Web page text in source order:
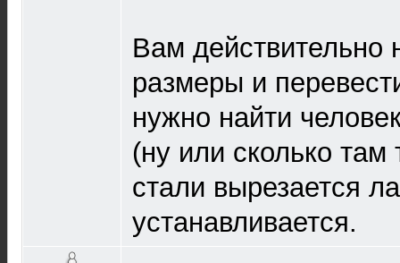
Вам действительно
размеры и
нужно найти
(ну или сколько
стали вырезается
устанавливается.